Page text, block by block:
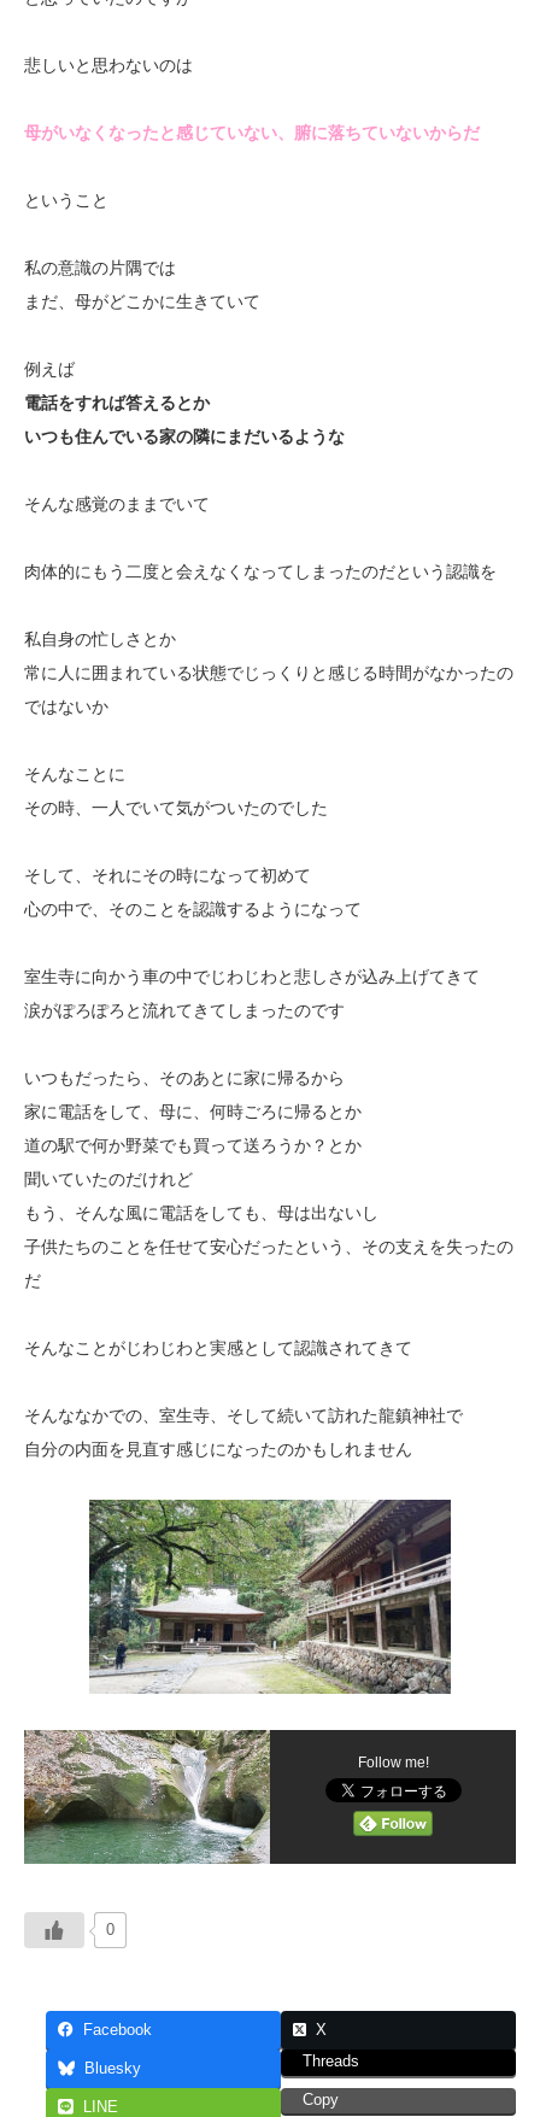
悲しいと思わないのは
母がいなくなったと感じていない、腑に落ちていないからだ
ということ
私の意識の片隅では
まだ、母がどこかに生きていて
例えば
電話をすれば答えるとか
いつも住んでいる家の隣にまだいるような
そんな感覚のままでいて
肉体的にもう二度と会えなくなってしまったのだという認識を
私自身の忙しさとか
常に人に囲まれている状態でじっくりと感じる時間がなかったの
ではないか
そんなことに
その時、一人でいて気がついたのでした
そして、それにその時になって初めて
心の中で、そのことを認識するようになって
室生寺に向かう車の中でじわじわと悲しさが込み上げてきて
涙がぽろぽろと流れてきてしまったのです
いつもだったら、そのあとに家に帰るから
家に電話をして、母に、何時ごろに帰るとか
道の駅で何か野菜でも買って送ろうか？とか
聞いていたのだけれど
もう、そんな風に電話をしても、母は出ないし
子供たちのことを任せて安心だったという、その支えを失ったの
だ
そんなことがじわじわと実感として認識されてきて
そんななかでの、室生寺、そして続いて訪れた龍鎮神社で
自分の内面を見直す感じになったのかもしれません
Follow me!
0
Facebook X
Bluesky Threads
LINE Copy